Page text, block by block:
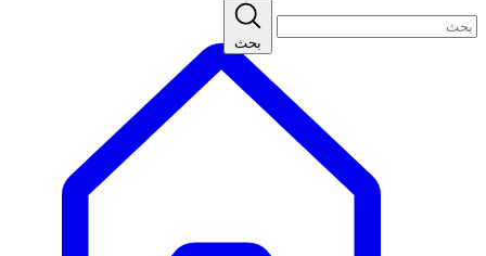
بحث